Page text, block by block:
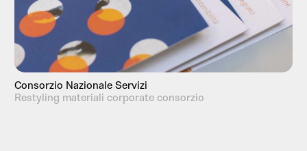
Consorzio Nazionale Servizi
Restyling materiali corporate consorzio